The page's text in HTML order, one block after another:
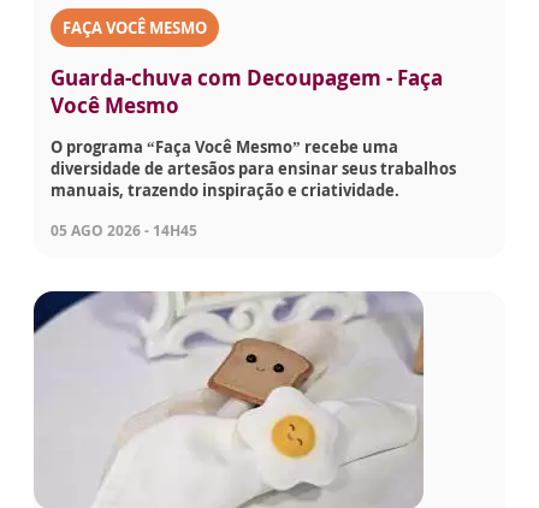
FAÇA VOCÊ MESMO
Guarda-chuva com Decoupagem - Faça
Você Mesmo
O programa “Faça Você Mesmo” recebe uma
diversidade de artesãos para ensinar seus trabalhos
manuais, trazendo inspiração e criatividade.
05 AGO 2026 - 14H45